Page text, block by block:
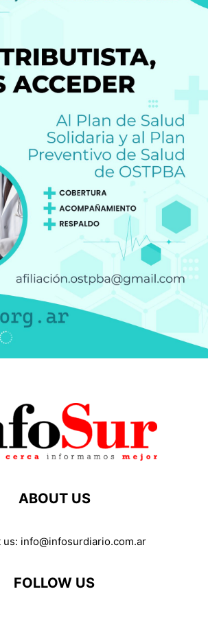
ABOUT US
us: info@infosurdiario.com.ar
FOLLOW US